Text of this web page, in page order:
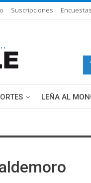
Suscripciones Encuestas
LEÑA AL
HISTORIAS DE BLANCA